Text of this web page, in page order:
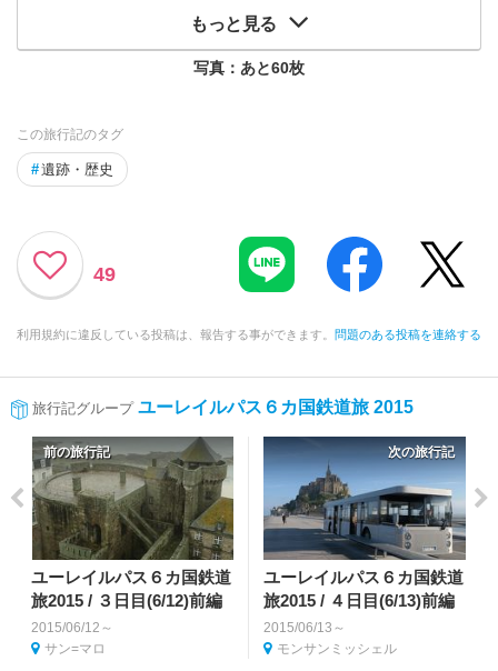
もっと見る
写真：あと60枚
この旅行記のタグ
#遺跡・歴史
49
利用規約に違反している投稿は、報告する事ができます。 問題のある投稿を連絡する
旅行記グループ ユーレイルパス６カ国鉄道旅 2015
前の旅行記
ユーレイルパス６カ国鉄道
旅2015 / ３日目(6/12)前編
2015/06/12～
サン=マロ
次の旅行記
ユーレイルパス６カ国鉄道
旅2015 / ４日目(6/13)前編
2015/06/13～
モンサンミッシェル